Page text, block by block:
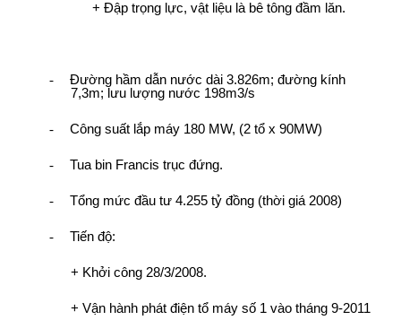
+ Đập trọng lực, vật liệu là bê tông đầm lăn.
-
Đường hầm dẫn nước dài 3.826m; đường kính
7,3m; lưu lượng nước 198m3/s
- Công suất lắp máy 180 MW, (2 tổ x 90MW)
- Tua bin Francis trục đứng.
- Tổng mức đầu tư 4.255 tỷ đồng (thời giá 2008)
- Tiến độ:
+ Khởi công 28/3/2008.
+ Vận hành phát điện tổ máy số 1 vào tháng 9-2011